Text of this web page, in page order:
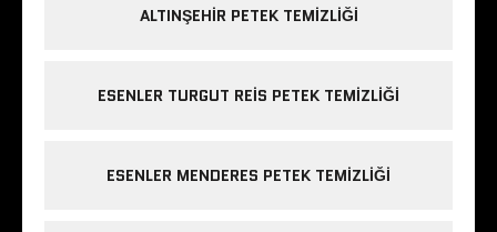
ALTINŞEHIR PETEK TEMIZLIĞI
ESENLER TURGUT REIS PETEK TEMIZLIĞI
ESENLER MENDERES PETEK TEMIZLIĞI